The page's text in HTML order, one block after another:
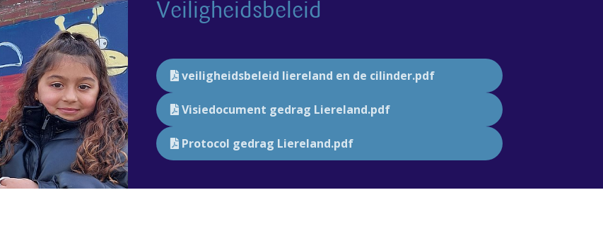
Veiligheidsbeleid
veiligheidsbeleid liereland en de cilinder.pdf
Visiedocument gedrag Liereland.pdf
Protocol gedrag Liereland.pdf